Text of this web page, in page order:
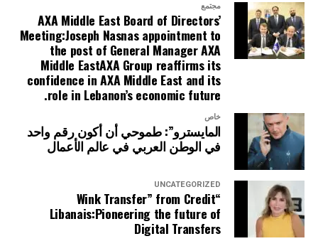
مجتمع
AXA Middle East Board of Directors’
Meeting:Joseph Nasnas appointment to
the post of General Manager AXA
Middle EastAXA Group reaffirms its
confidence in AXA Middle East and its
role in Lebanon’s economic future.
خاص
المايسترو”: طموحي أن أكون رقم واحد
في الوطن العربي في عالم الأعمال
UNCATEGORIZED
“Wink Transfer” from Credit
Libanais:Pioneering the future of
Digital Transfers